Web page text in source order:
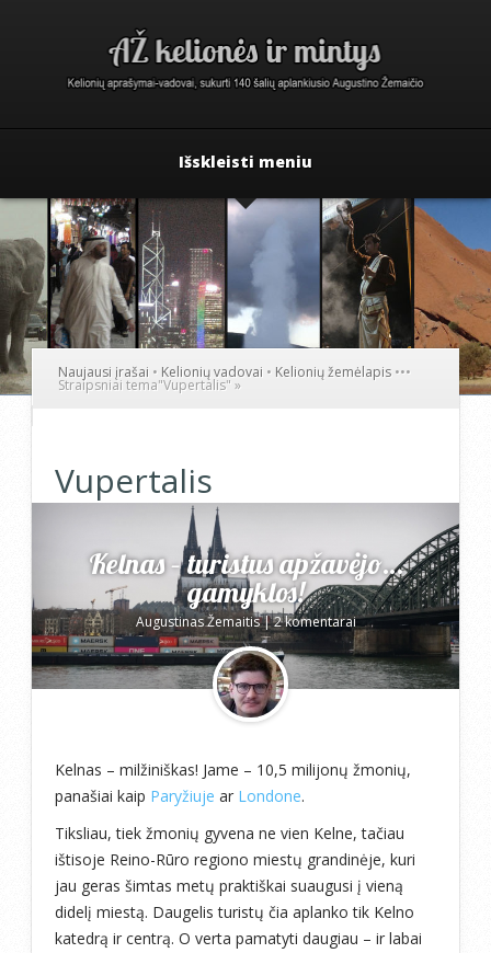
Išskleisti meniu
Naujausi įrašai • Kelionių vadovai • Kelionių žemėlapis •••
Straipsniai tema"Vupertalis" »
Vupertalis
Kelnas – turistus apžavėjo…
gamyklos!
Augustinas Žemaitis|2 komentarai
Kelnas – milžiniškas! Jame – 10,5 milijonų žmonių,
panašiai kaip Paryžiuje ar Londone.
Tiksliau, tiek žmonių gyvena ne vien Kelne, tačiau
ištisoje Reino-Rūro regiono miestų grandinėje, kuri
jau geras šimtas metų praktiškai suaugusi į vieną
didelį miestą. Daugelis turistų čia aplanko tik Kelno
katedrą ir centrą. O verta pamatyti daugiau – ir labai